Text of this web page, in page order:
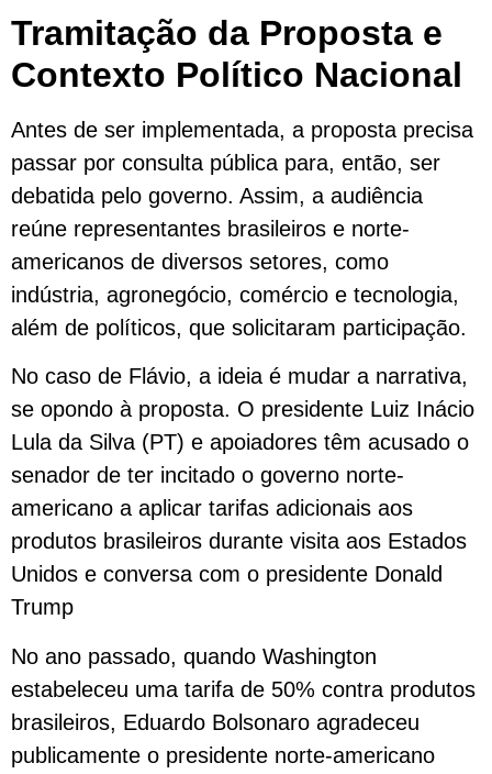
Tramitação da Proposta e
Contexto Político Nacional
Antes de ser implementada, a proposta precisa
passar por consulta pública para, então, ser
debatida pelo governo. Assim, a audiência
reúne representantes brasileiros e norte-
americanos de diversos setores, como
indústria, agronegócio, comércio e tecnologia,
além de políticos, que solicitaram participação.
No caso de Flávio, a ideia é mudar a narrativa,
se opondo à proposta. O presidente Luiz Inácio
Lula da Silva (PT) e apoiadores têm acusado o
senador de ter incitado o governo norte-
americano a aplicar tarifas adicionais aos
produtos brasileiros durante visita aos Estados
Unidos e conversa com o presidente Donald
Trump
No ano passado, quando Washington
estabeleceu uma tarifa de 50% contra produtos
brasileiros, Eduardo Bolsonaro agradeceu
publicamente o presidente norte-americano